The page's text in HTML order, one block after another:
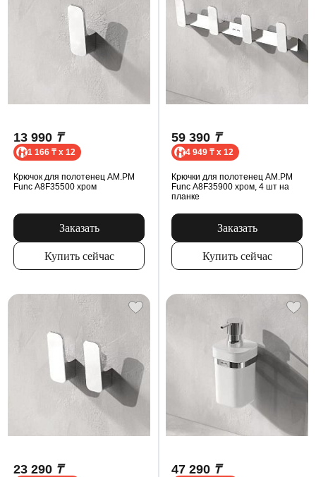
13 990 ₸
1 166 ₸ x 12
Крючок для полотенец AM.PM
Func A8F35500 хром
Заказать
Купить сейчас
59 390 ₸
4 949 ₸ x 12
Крючки для полотенец AM.PM
Func A8F35900 хром, 4 шт на
планке
Заказать
Купить сейчас
23 290 ₸ 47 290 ₸